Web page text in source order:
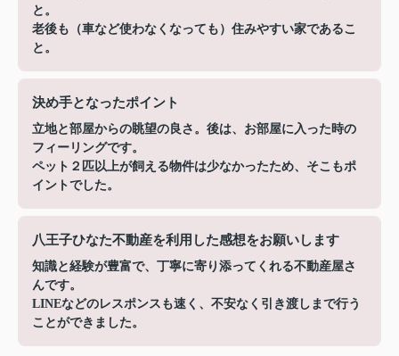
と。
老後も（車など使わなくなっても）住みやすい家であるこ
と。
決め手となったポイント
立地と部屋からの眺望の良さ。後は、お部屋に入った時の
フィーリングです。
ペット２匹以上が飼える物件は少なかったため、そこもポ
イントでした。
八王子ひなた不動産を利用した感想をお願いします
知識と経験が豊富で、丁寧に寄り添ってくれる不動産屋さ
んです。
LINEなどのレスポンスも速く、不安なく引き渡しまで行う
ことができました。